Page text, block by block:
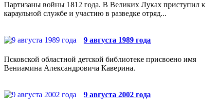
Партизаны войны 1812 года. В Великих Луках приступил к
караульной службе и участию в разведке отряд...
9 августа 1989 года
Псковской областной детской библиотеке присвоено имя
Вениамина Александровича Каверина.
9 августа 2002 года